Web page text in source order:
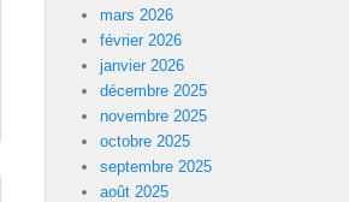
mars 2026
février 2026
janvier 2026
décembre 2025
novembre 2025
octobre 2025
septembre 2025
août 2025